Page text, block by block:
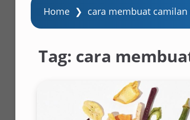
Home ❯ cara membuat camilan
Tag: cara